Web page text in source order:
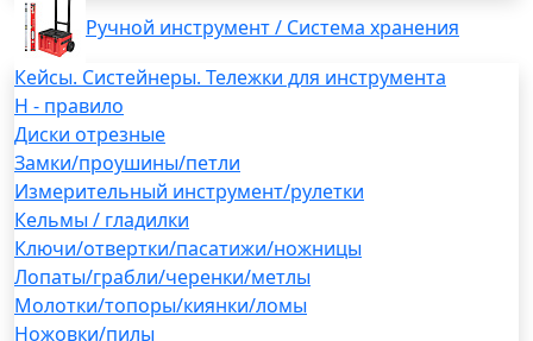
Ручной инструмент / Система хранения
Кейсы. Систейнеры. Тележки для инструмента
H - правило
Диски отрезные
Замки/проушины/петли
Измерительный инструмент/рулетки
Кельмы / гладилки
Ключи/отвертки/пасатижи/ножницы
Лопаты/грабли/черенки/метлы
Молотки/топоры/киянки/ломы
Ножовки/пилы